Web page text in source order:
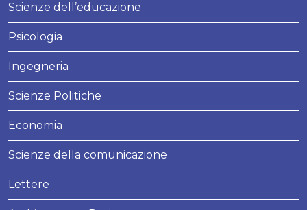
Scienze dell’educazione
Psicologia
Ingegneria
Scienze Politiche
Economia
Scienze della comunicazione
Lettere